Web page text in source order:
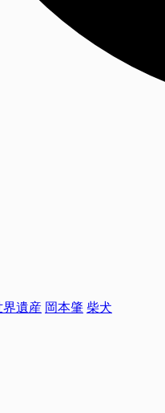
界遺産 岡本肇 柴犬